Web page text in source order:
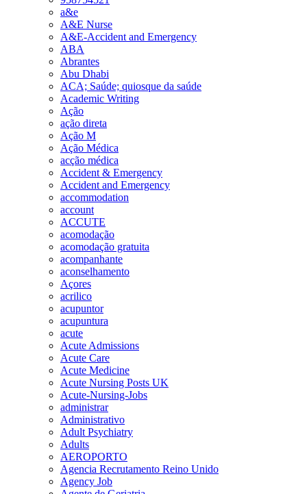
a&e
A&E Nurse
A&E-Accident and Emergency
ABA
Abrantes
Abu Dhabi
ACA; Saúde; quiosque da saúde
Academic Writing
Ação
ação direta
Ação M
Ação Médica
acção médica
Accident & Emergency
Accident and Emergency
accommodation
account
ACCUTE
acomodação
acomodação gratuita
acompanhante
aconselhamento
Açores
acrilico
acupuntor
acupuntura
acute
Acute Admissions
Acute Care
Acute Medicine
Acute Nursing Posts UK
Acute-Nursing-Jobs
administrar
Administrativo
Adult Psychiatry
Adults
AEROPORTO
Agencia Recrutamento Reino Unido
Agency Job